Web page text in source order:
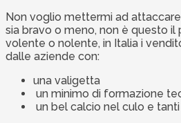
Non voglio mettermi ad
sia bravo o meno, non è questo il
volente o nolente, in Italia i
dalle aziende con:
una valigetta
un minimo di formazione
un bel calcio nel culo e